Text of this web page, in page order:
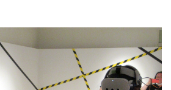
％減）はジャケットやコートが好調
響でマイナスとなった。雑貨（8.1％
増と堅調で13カ月連続の2桁増と好調
増）は、アクセサリーが好調に推
）は、おみやげ需要やバレンタイン